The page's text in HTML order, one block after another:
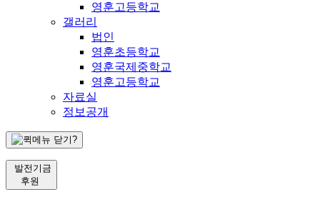
영훈고등학교
갤러리
법인
영훈초등학교
영훈국제중학교
영훈고등학교
자료실
정보공개
발전기금
후원